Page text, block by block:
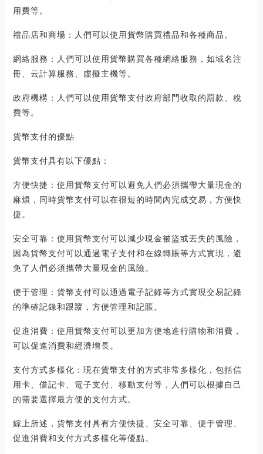
用費等。
禮品店和商場：人們可以使用貨幣購買禮品和各種商品。
網絡服務：人們可以使用貨幣購買各種網絡服務，如域名注
冊、云計算服務、虛擬主機等。
政府機構：人們可以使用貨幣支付政府部門收取的罰款、稅
費等。
貨幣支付的優點
貨幣支付具有以下優點：
方便快捷：使用貨幣支付可以避免人們必須攜帶大量現金的
麻煩，同時貨幣支付可以在很短的時間內完成交易，方便快
捷。
安全可靠：使用貨幣支付可以減少現金被盜或丟失的風險，
因為貨幣支付可以通過電子支付和在線轉賬等方式實現，避
免了人們必須攜帶大量現金的風險。
便于管理：貨幣支付可以通過電子記錄等方式實現交易記錄
的準確記錄和跟蹤，方便管理和記賬。
促進消費：使用貨幣支付可以更加方便地進行購物和消費，
可以促進消費和經濟增長。
支付方式多樣化：現在貨幣支付的方式非常多樣化，包括信
用卡、借記卡、電子支付、移動支付等，人們可以根據自己
的需要選擇最方便的支付方式。
綜上所述，貨幣支付具有方便快捷、安全可靠、便于管理、
促進消費和支付方式多樣化等優點。